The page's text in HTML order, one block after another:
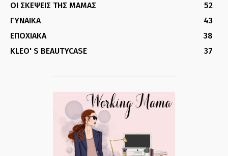
ΟΙ ΣΚΕΨΕΙΣ ΤΗΣ ΜΑΜΑΣ
52
ΓΥΝΑΙΚΑ
43
ΕΠΟΧΙΑΚΑ
38
KLEO' S BEAUTYCASE
37